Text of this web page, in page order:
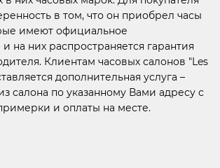
в том, что он приобрел часы
имеют официальное
на них распространяется гарантия
Клиентам часовых салонов "Les
дополнительная услуга –
салона по указанному Вами адресу с
и оплаты на месте.